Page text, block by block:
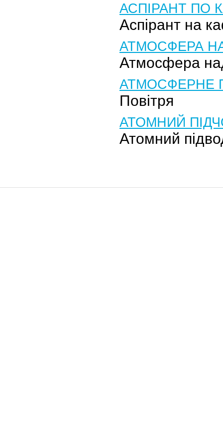
АСПІРАНТ ПО
Аспірант на
АТМОСФЕРА
Атмосфера
АТМОСФЕРНЕ
Повітря
АТОМНИЙ
Атомний